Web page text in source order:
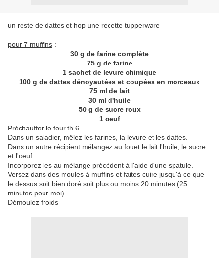
un reste de dattes et hop une recette tupperware
pour 7 muffins :
30 g de farine complète
75 g de farine
1 sachet de levure chimique
100 g de dattes dénoyautées et coupées en morceaux
75 ml de lait
30 ml d'huile
50 g de sucre roux
1 oeuf
Préchauffer le four th 6.
Dans un saladier, mêlez les farines, la levure et les dattes.
Dans un autre récipient mélangez au fouet le lait l'huile, le sucre
et l'oeuf.
Incorporez les au mélange précédent à l'aide d'une spatule.
Versez dans des moules à muffins et faites cuire jusqu'à ce que
le dessus soit bien doré soit plus ou moins 20 minutes (25
minutes pour moi)
Démoulez froids